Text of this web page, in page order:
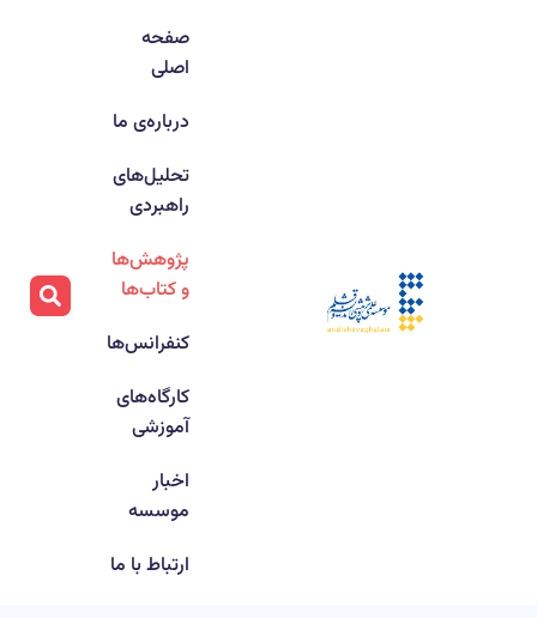
صفحه
اصلی
درباره‌ی ما
تحلیل‌های
راهبردی
پژوهش‌ها
و کتاب‌ها
کنفرانس‌ها
کارگاه‌های
آموزشی
اخبار
موسسه
ارتباط با ما